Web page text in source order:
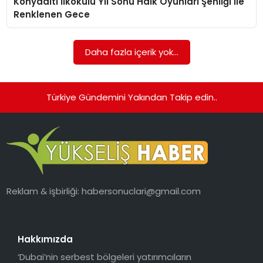
Renklenen Gece
Daha fazla içerik yok...
Türkiye Gündemini Yakından Takip edin..
Reklam & işbirliği:habersonuclari@gmail.com
Hakkımızda
‘Dubai’nin serbest bölgeleri yatırımcıların